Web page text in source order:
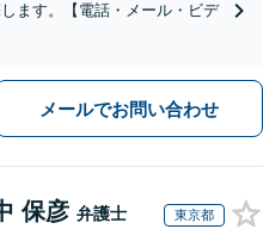
ます。【電話・メール・ビデ
メールでお問い合わせ
保彦 弁護士 東京都